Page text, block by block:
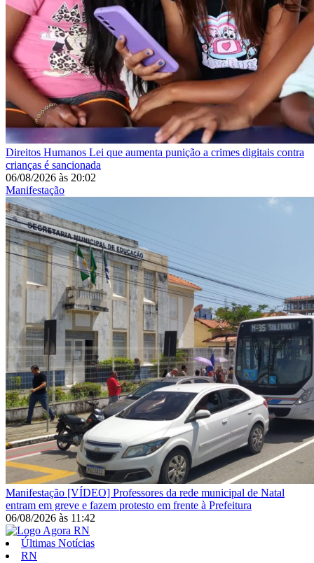
Direitos Humanos Lei que aumenta punição a crimes digitais contra
crianças é sancionada
06/08/2026 às 20:02
Manifestação
Manifestação [VÍDEO] Professores da rede municipal de Natal
entram em greve e fazem protesto em frente à Prefeitura
06/08/2026 às 11:42
Últimas Notícias
RN